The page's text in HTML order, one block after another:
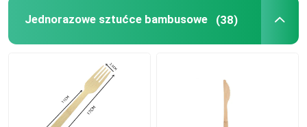
Kompostowalne sztućce
Szaszłyki Bambusowe
Jednorazowe sztućce bambusowe (38)